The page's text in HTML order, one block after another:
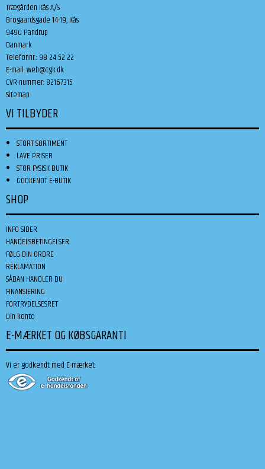
Trægården Kås A/S
Brogaardsgade 14-19, Kås
9490 Pandrup
Danmark
Telefonnr.: 98 24 52 22
E-mail:web@tgk.dk
CVR-nummer: 82167315
Sitemap
VI TILBYDER
STORT SORTIMENT
LAVE PRISER
STOR FYSISK BUTIK
GODKENDT E-BUTIK
SHOP
INFO SIDER
HANDELSBETINGELSER
FØLG DIN ORDRE
REKLAMATION
SÅDAN HANDLER DU
FINANSIERING
FORTRYDELSESRET
Din konto
E-MÆRKET OG KØBSGARANTI
Vi er godkendt med E-mærket: